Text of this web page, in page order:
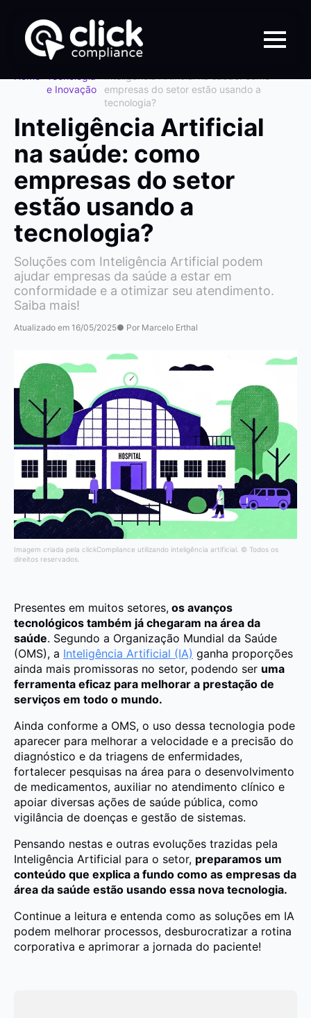
e Inovação
empresas do setor estão usando a
tecnologia?
Inteligência Artificial
na saúde: como
empresas do setor
estão usando a
tecnologia?
Soluções com Inteligência Artificial podem
ajudar empresas da saúde a estar em
conformidade e a otimizar seu atendimento.
Saiba mais!
Atualizado em 16/05/2025● Por Marcelo Erthal
Imagem criada pela clickCompliance utilizando inteligência artificial. © Todos os
direitos reservados.
Presentes em muitos setores, os avanços
tecnológicos também já chegaram na área da
saúde. Segundo a Organização Mundial da Saúde
(OMS), a Inteligência Artificial (IA) ganha proporções
ainda mais promissoras no setor, podendo ser uma
ferramenta eficaz para melhorar a prestação de
serviços em todo o mundo.
Ainda conforme a OMS, o uso dessa tecnologia pode
aparecer para melhorar a velocidade e a precisão do
diagnóstico e da triagens de enfermidades,
fortalecer pesquisas na área para o desenvolvimento
de medicamentos, auxiliar no atendimento clínico e
apoiar diversas ações de saúde pública, como
vigilância de doenças e gestão de sistemas.
Pensando nestas e outras evoluções trazidas pela
Inteligência Artificial para o setor, preparamos um
conteúdo que explica a fundo como as empresas da
área da saúde estão usando essa nova tecnologia.
Continue a leitura e entenda como as soluções em IA
podem melhorar processos, desburocratizar a rotina
corporativa e aprimorar a jornada do paciente!